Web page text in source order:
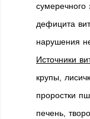
дефицита
нарушения
Источники
крупы,
проростки
печень,